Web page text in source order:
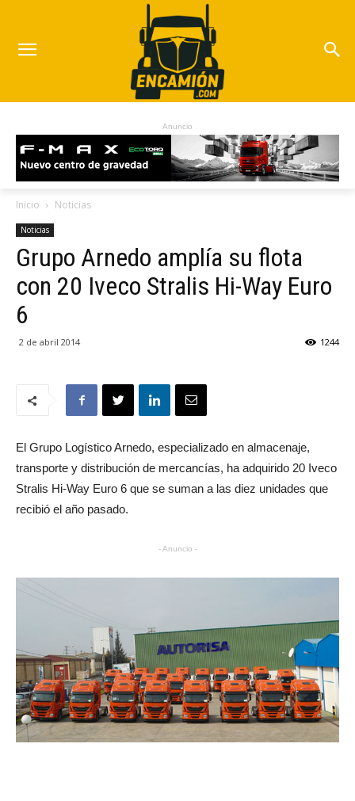
Anuncio
Inicio Noticias
Noticias
Grupo Arnedo amplía su flota
con 20 Iveco Stralis Hi-Way Euro
6
2 de abril 2014 1244
El Grupo Logístico Arnedo, especializado en almacenaje,
transporte y distribución de mercancías, ha adquirido 20 Iveco
Stralis Hi-Way Euro 6 que se suman a las diez unidades que
recibió el año pasado.
- Anuncio -